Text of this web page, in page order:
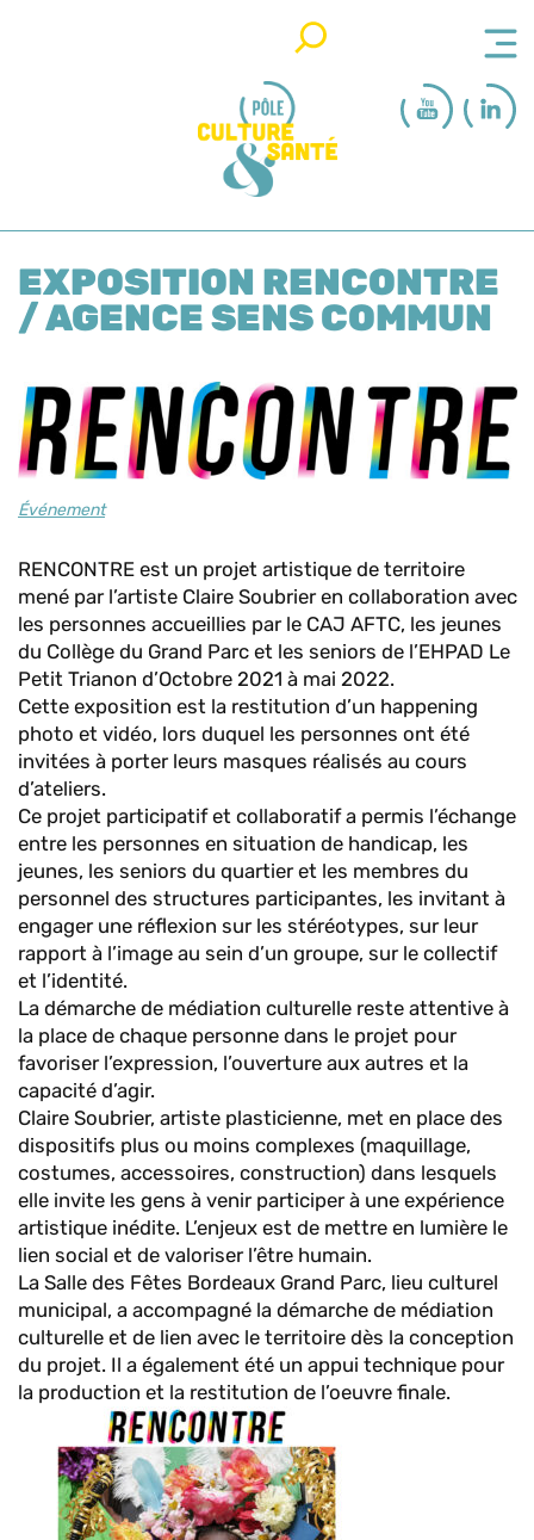
EXPOSITION RENCONTRE
/ AGENCE SENS COMMUN
Événement
RENCONTRE est un projet artistique de territoire
mené par l’artiste Claire Soubrier en collaboration avec
les personnes accueillies par le CAJ AFTC, les jeunes
du Collège du Grand Parc et les seniors de l’EHPAD Le
Petit Trianon d’Octobre 2021 à mai 2022.
Cette exposition est la restitution d’un happening
photo et vidéo, lors duquel les personnes ont été
invitées à porter leurs masques réalisés au cours
d’ateliers.
Ce projet participatif et collaboratif a permis l’échange
entre les personnes en situation de handicap, les
jeunes, les seniors du quartier et les membres du
personnel des structures participantes, les invitant à
engager une réflexion sur les stéréotypes, sur leur
rapport à l’image au sein d’un groupe, sur le collectif
et l’identité.
La démarche de médiation culturelle reste attentive à
la place de chaque personne dans le projet pour
favoriser l’expression, l’ouverture aux autres et la
capacité d’agir.
Claire Soubrier, artiste plasticienne, met en place des
dispositifs plus ou moins complexes (maquillage,
costumes, accessoires, construction) dans lesquels
elle invite les gens à venir participer à une expérience
artistique inédite. L’enjeux est de mettre en lumière le
lien social et de valoriser l’être humain.
La Salle des Fêtes Bordeaux Grand Parc, lieu culturel
municipal, a accompagné la démarche de médiation
culturelle et de lien avec le territoire dès la conception
du projet. Il a également été un appui technique pour
la production et la restitution de l’oeuvre finale.